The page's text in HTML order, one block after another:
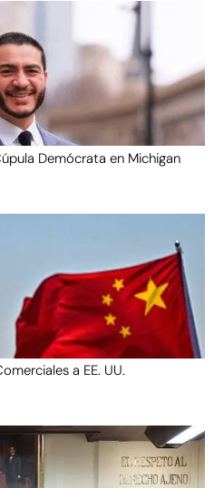
Demócrata en Michigan
a EE. UU.